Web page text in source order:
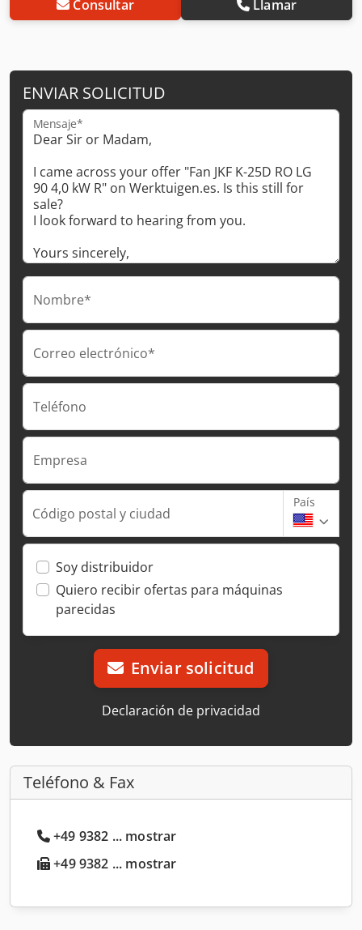
Consultar Llamar
ENVIAR SOLICITUD
Mensaje*
Nombre*
Correo electrónico*
Teléfono
Empresa
Código postal y ciudad
País
Soy distribuidor
Quiero recibir ofertas para máquinas
parecidas
Enviar solicitud
Declaración de privacidad
Teléfono & Fax
+49 9382 ... mostrar
+49 9382 ... mostrar